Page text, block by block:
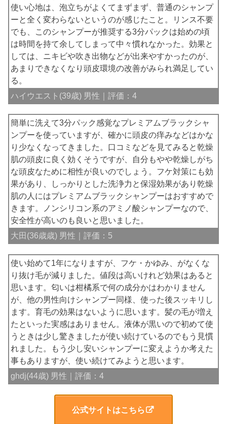
使い心地は、泡立ちがよくてまずまず、普通のシャンプ
ーと全く変わらないというのが感じたこと。リンス不要
でも、このシャンプーが推奨する3分パックは始めの頃
は時間を持て余してしまって中々慣れなかった。効果と
しては、ニキビや吹き出物などが出来やすかったのが、
あまりできなくなり頭皮環境の改善がみられ満足してい
る。
ハイウエスト(39歳) 男性｜評価：4
簡単に洗えて3分パック感覚なプレミアムブラックシャ
ンプーを使っていますが、確かに頭皮の痒みなどはかな
り少なくなってきました。口コミなどを見てみると乾燥
肌の頭皮に良く効くそうですが、自分もやや乾燥しがち
な頭皮なために相性が良いのでしょう。フケ対策にも効
果があり、しっかりとした洗浄力と保湿効果があり乾燥
肌の人にはプレミアムブラックシャンプーはおすすめで
きます。ノンシリコン系のアミノ酸シャンプーなので、
安全性が高いのも良いと思いました。
大田(36歳歳) 男性｜評価：5
使い始めて1年になりますが、フケ・かゆみ、がなくな
り抜け毛が減りました。値段は高いけれど効果はあると
思います。匂いは柑橘系で何の成分かはわかりません
が、他の男性向けシャンプー同様、使った後スッキリし
ます。育毛の効果はないように思います。髪の毛が増え
たといった実感はありません。液体が黒いので初めて使
うときは少し驚きましたが使い続けているのでもう見慣
れました。もう少し安いシャンプーに変えようか考えた
事もありますが、使い続けてみようと思います。
ghdj(44歳) 男性｜評価：4
公式サイトはこちら